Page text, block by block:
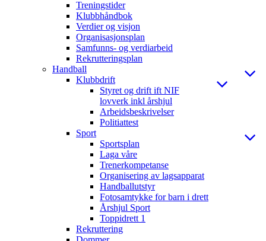
Treningstider
Klubbhåndbok
Verdier og visjon
Organisasjonsplan
Samfunns- og verdiarbeid
Rekrutteringsplan
Handball
Klubbdrift
Styret og drift ift NIF
lovverk inkl årshjul
Arbeidsbeskrivelser
Politiattest
Sport
Sportsplan
Laga våre
Trenerkompetanse
Organisering av lagsapparat
Handballutstyr
Fotosamtykke for barn i drett
Årshjul Sport
Toppidrett 1
Rekruttering